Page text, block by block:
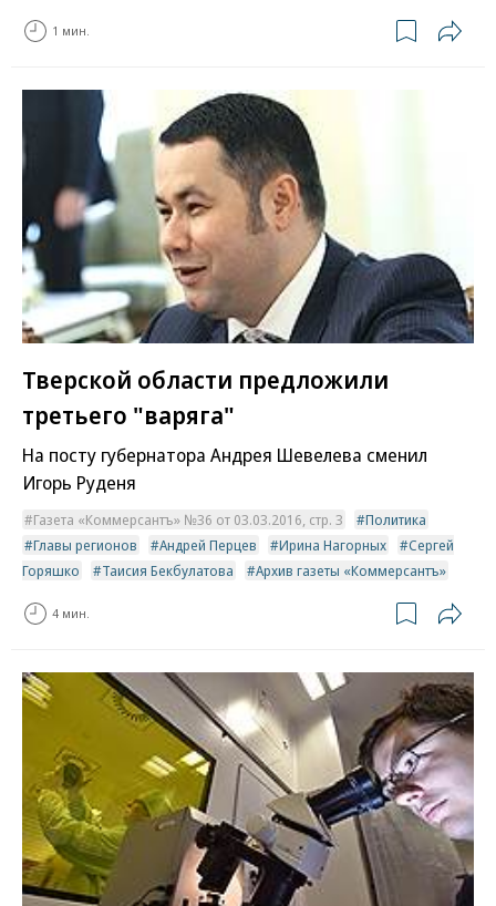
1 мин.
Тверской области предложили
третьего "варяга"
На посту губернатора Андрея Шевелева сменил
Игорь Руденя
Газета «Коммерсантъ» №36 от 03.03.2016, стр. 3
Политика
Главы регионов
Андрей Перцев Ирина Нагорных
Сергей
Горяшко
Таисия Бекбулатова Архив газеты «Коммерсантъ»
4 мин.